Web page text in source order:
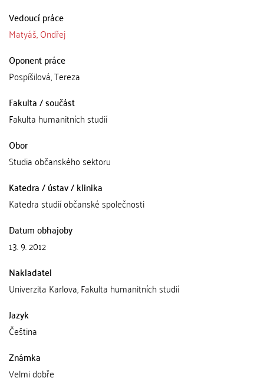
Vedoucí práce
Matyáš, Ondřej
Oponent práce
Pospíšilová, Tereza
Fakulta / součást
Fakulta humanitních studií
Obor
Studia občanského sektoru
Katedra / ústav / klinika
Katedra studií občanské společnosti
Datum obhajoby
13. 9. 2012
Nakladatel
Univerzita Karlova, Fakulta humanitních studií
Jazyk
Čeština
Známka
Velmi dobře